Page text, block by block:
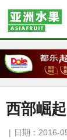
西部崛
日期：2016-